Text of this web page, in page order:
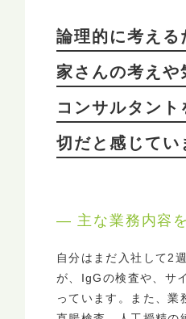
論理的に考える
家さんの考えや
コンサルタン
切だと感じてい
― 主な業務内容
自分はまだ入社して2
が、IgGの検査や、サ
っています。また、業